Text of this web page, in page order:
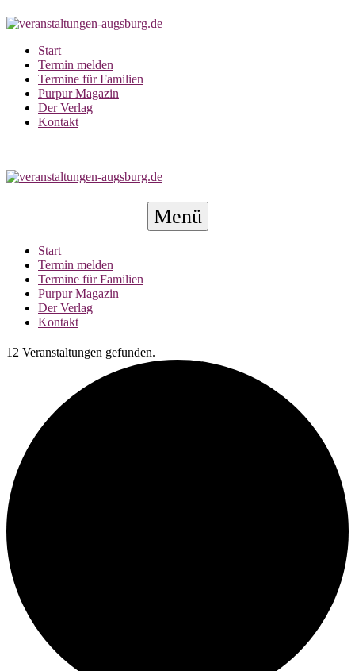
Inhalt
Start
Termin melden
Termine für Familien
Purpur Magazin
Der Verlag
Kontakt
Menü
Start
Termin melden
Termine für Familien
Purpur Magazin
Der Verlag
Kontakt
12 Veranstaltungen gefunden.